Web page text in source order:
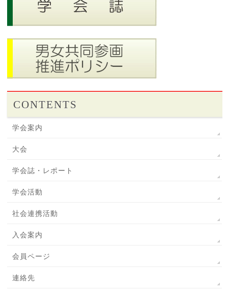
CONTENTS
学会案内
大会
学会誌・レポート
学会活動
社会連携活動
入会案内
会員ページ
連絡先